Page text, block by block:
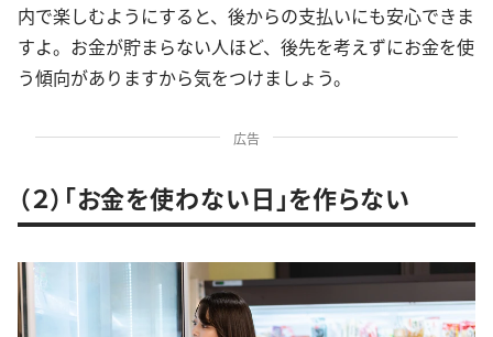
内で楽しむようにすると、後からの支払いにも安心できま
すよ。お金が貯まらない人ほど、後先を考えずにお金を使
う傾向がありますから気をつけましょう。
広告
（２）「お金を使わない日」を作らない